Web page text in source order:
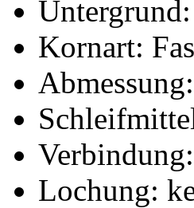
Untergrund:
Kornart:
Abmessung:
Verbindung:
Lochung: